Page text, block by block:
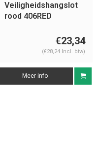
Veiligheidshangslot
rood 406RED
€23,34
(€28,24 Incl. btw)
Meer info